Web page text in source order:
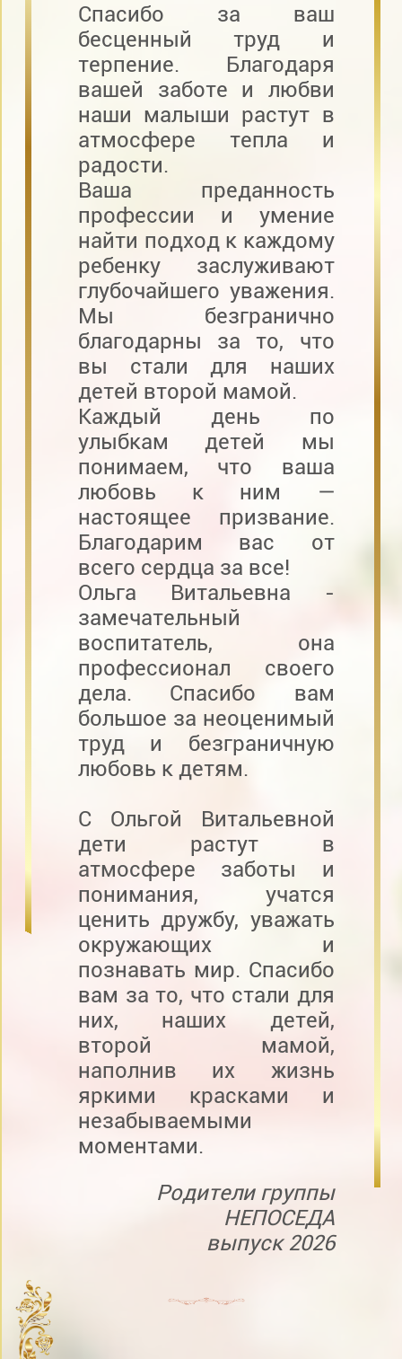
Спасибо за ваш
бесценный труд и
терпение. Благодаря
вашей заботе и любви
наши малыши растут в
атмосфере тепла и
радости.
Ваша преданность
профессии и умение
найти подход к каждому
ребенку заслуживают
глубочайшего уважения.
Мы безгранично
благодарны за то, что
вы стали для наших
детей второй мамой.
Каждый день по
улыбкам детей мы
понимаем, что ваша
любовь к ним —
настоящее призвание.
Благодарим вас от
всего сердца за все!
Ольга Витальевна -
замечательный
воспитатель, она
профессионал своего
дела. Спасибо вам
большое за неоценимый
труд и безграничную
любовь к детям.
С Ольгой Витальевной
дети растут в
атмосфере заботы и
понимания, учатся
ценить дружбу, уважать
окружающих и
познавать мир. Спасибо
вам за то, что стали для
них, наших детей,
второй мамой,
наполнив их жизнь
яркими красками и
незабываемыми
моментами.
Родители группы
НЕПОСЕДА
выпуск 2026